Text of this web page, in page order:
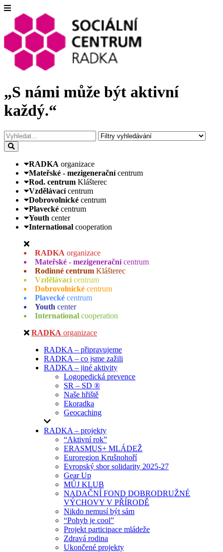
„S námi může být aktivní
každý.“
RADKA organizace
Mateřské - mezigenerační centrum
Rod. centrum Klášterec
Vzdělávací centrum
Dobrovolnické centrum
Plavecké centrum
Youth center
International cooperation
RADKA organizace
Mateřské - mezigenerační centrum
Rodinné centrum Klášterec
Vzdělávací centrum
Dobrovolnické centrum
Plavecké centrum
Youth center
International cooperation
RADKA organizace
RADKA – připravujeme
RADKA – co jsme zažili
RADKA – jiné aktivity
Logopedická prevence
SR – SD ®
Naše hřiště
Ekoradka
Geocaching
RADKA – projekty
“Aktivní rok”
ERASMUS+ MLÁDEŽ
Euroregion Krušnohoří
Evropský sbor solidarity 2025-27
Gear Up
MŮJ KLUB
NADAČNÍ FOND DOBRODRUŽNÉ
VÝCHOVY V PŘÍRODĚ
Nikdo nemusí být sám
“Pohyb je cool”
Projekt participace mládeže
Zdravá rodina
Ukončené projekty